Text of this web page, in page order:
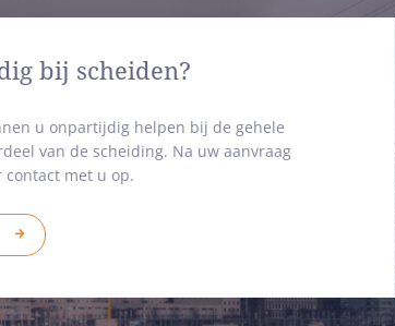
bij scheiden?
u onpartijdig helpen bij de gehele
van de scheiding. Na uw aanvraag
met u op.